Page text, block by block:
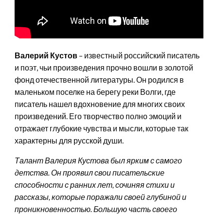
Валерий Кустов – известный российский писатель
и поэт, чьи произведения прочно вошли в золотой
фонд отечественной литературы. Он родился в
маленьком поселке на берегу реки Волги, где
писатель нашел вдохновение для многих своих
произведений. Его творчество полно эмоций и
отражает глубокие чувства и мысли, которые так
характерны для русской души.
Талант Валерия Кустова был ярким с самого
детства. Он проявил свои писательские
способности с ранних лет, сочиняя стихи и
рассказы, которые поражали своей глубиной и
проникновенностью. Большую часть своего